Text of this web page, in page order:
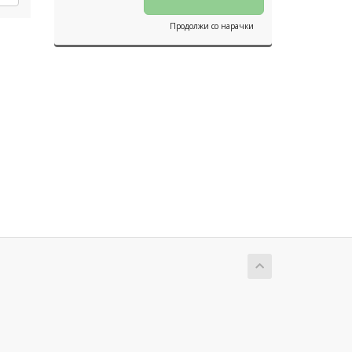
Продолжи со нарачки